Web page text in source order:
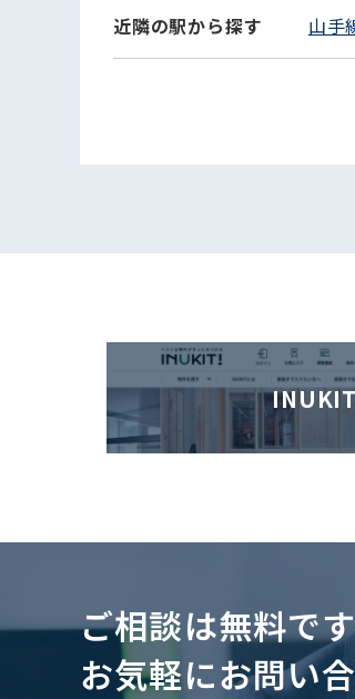
近隣の駅から探す 山手
ご相談は無料で
お気軽にお問い